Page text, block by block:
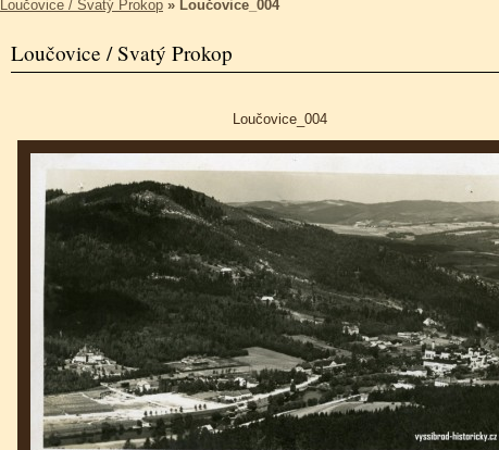
Loučovice / Svatý Prokop » Loučovice_004
Loučovice / Svatý Prokop
Loučovice_004